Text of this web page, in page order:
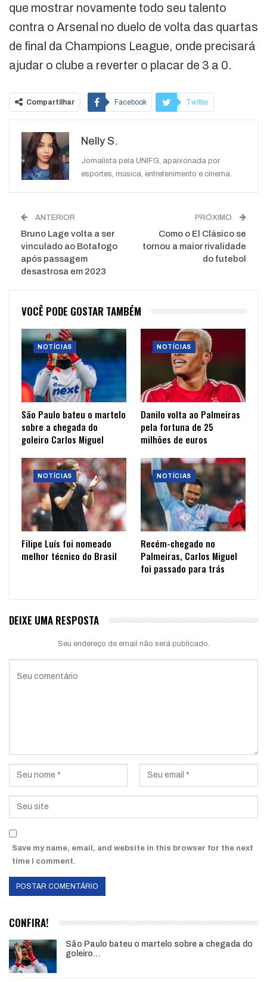
que mostrar novamente todo seu talento
contra o Arsenal no duelo de volta das quartas
de final da Champions League, onde precisará
ajudar o clube a reverter o placar de 3 a 0.
Compartilhar Facebook Twitter
WhatsApp
Nelly S.
Jornalista pela UNIFG, apaixonada por
esportes, música, entretenimento e cinema.
ANTERIOR
Bruno Lage volta a ser
vinculado ao Botafogo
após passagem
desastrosa em 2023
PRÓXIMO
Como o El Clásico se
tornou a maior rivalidade
do futebol
VOCÊ PODE GOSTAR TAMBÉM
NOTÍCIAS
São Paulo bateu o martelo
sobre a chegada do
goleiro Carlos Miguel
NOTÍCIAS
Danilo volta ao Palmeiras
pela fortuna de 25
milhões de euros
NOTÍCIAS
Filipe Luís foi nomeado
melhor técnico do Brasil
NOTÍCIAS
Recém-chegado no
Palmeiras, Carlos Miguel
foi passado para trás
DEIXE UMA RESPOSTA
Seu endereço de email não será publicado.
Save my name, email, and website in this browser for the next
time I comment.
CONFIRA!
São Paulo bateu o martelo sobre a chegada do
goleiro…